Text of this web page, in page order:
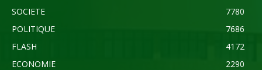
SOCIETE
7780
POLITIQUE
7686
FLASH
4172
ECONOMIE
2290